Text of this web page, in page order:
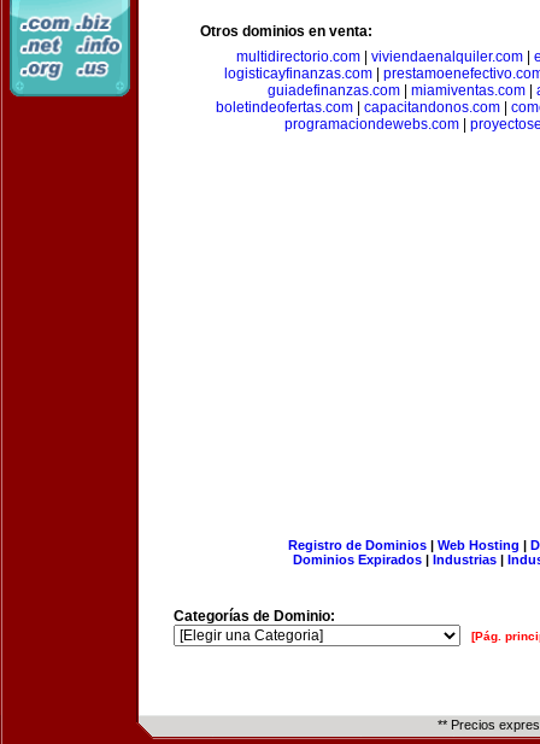
Otros dominios en venta:
multidirectorio.com| viviendaenalquiler.com|
logisticayfinanzas.com|
guiadefinanzas.com
miamiventas.com
boletindeofertas.com| capacitandonos.com|
programaciondewebs.com|
Registro de Dominios| Web Hosting |
Dominios Expirados | Industrias |
Categorías de Dominio:
[Pág.
** Precios